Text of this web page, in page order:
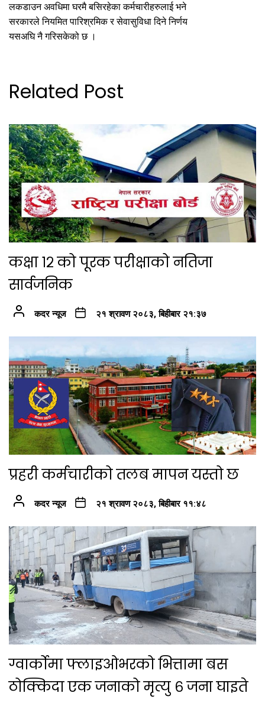
लकडाउन अवधिमा घरमै बसिरहेका कर्मचारीहरुलाई भने
सरकारले नियमित पारिश्रमिक र सेवासुविधा दिने निर्णय
यसअघि नै गरिसकेको छ ।
Related Post
कक्षा १२ को पूरक परीक्षाको नतिजा
सार्वजनिक
कदर न्यूज २१ श्रावण २०८३, बिहीबार २१:३७
प्रहरी कर्मचारीको तलब मापन यस्तो छ
कदर न्यूज २१ श्रावण २०८३, बिहीबार ११:४८
ग्वार्कोमा फ्लाइओभरको भित्तामा बस
ठोक्किदा एक जनाको मृत्यु ६ जना घाइते